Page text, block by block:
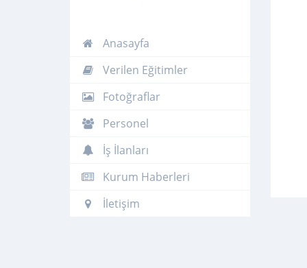
Anasayfa
Verilen Eğitimler
Fotoğraflar
Personel
İş İlanları
Kurum Haberleri
İletişim